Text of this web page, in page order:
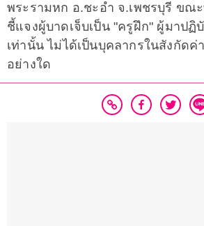
พระรามหก อ.ชะอำ จ.เพชรบุรี ขณ
ชี้แจงผู้บาดเจ็บเป็น "ครูฝึก" ผู้มาป
เท่านั้น ไม่ได้เป็นบุคลากรในสังกัด
อย่างใด